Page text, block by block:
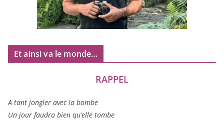
Et ainsi va le monde…
RAPPEL
A tant jon­gler avec la bombe
Un jour fau­dra bien qu’elle tombe